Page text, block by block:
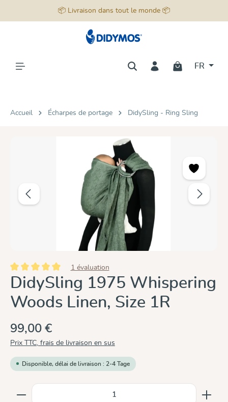
📦 Livraison dans tout le monde 📦
FR
Accueil Écharpes de portage DidySling - Ring Sling
Note moyenne de 5 sur 5 étoiles
1 évaluation
DidySling 1975 Whispering
Woods Linen, Size 1R
99,00 €
Prix TTC, frais de livraison en sus
Disponible, délai de livraison : 2-4 Tage
Quantité de produit : Entrez la quantité souhaitée